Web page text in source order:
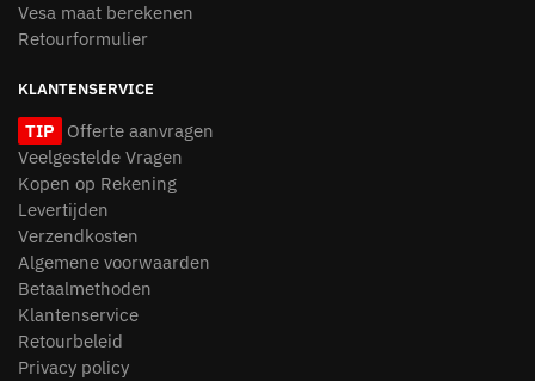
Vesa maat berekenen
Retourformulier
KLANTENSERVICE
TIP
Offerte aanvragen
Veelgestelde Vragen
Kopen op Rekening
Levertijden
Verzendkosten
Algemene voorwaarden
Betaalmethoden
Klantenservice
Retourbeleid
Privacy policy